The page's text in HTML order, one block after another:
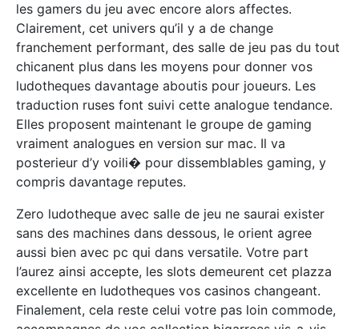
les gamers du jeu avec encore alors affectes.
Clairement, cet univers qu’il y a de change
franchement performant, des salle de jeu pas du tout
chicanent plus dans les moyens pour donner vos
ludotheques davantage aboutis pour joueurs. Les
traduction ruses font suivi cette analogue tendance.
Elles proposent maintenant le groupe de gaming
vraiment analogues en version sur mac. Il va
posterieur d’y voili� pour dissemblables gaming, y
compris davantage reputes.
Zero ludotheque avec salle de jeu ne saurai exister
sans des machines dans dessous, le orient agree
aussi bien avec pc qui dans versatile. Votre part
l’aurez ainsi accepte, les slots demeurent cet plazza
excellente en ludotheques vos casinos changeant.
Finalement, cela reste celui votre pas loin commode,